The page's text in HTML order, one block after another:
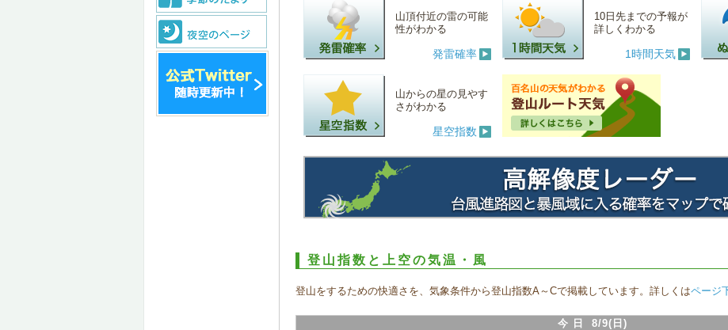
山頂付近の雷の可能
性がわかる
発雷確率
10日先までの予報が
詳しくわかる
1時間天気
山からの星の見やす
さがわかる
星空指数
登山指数と上空の気温・風
登山をするための快適さを、気象条件から登山指数A～Cで掲載しています。詳しくはページ
今 日 8/9(日)